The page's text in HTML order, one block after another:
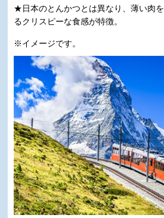
★日本のとんかつとは異なり、薄い肉
るクリスピーな食感が特徴。
※イメージです。